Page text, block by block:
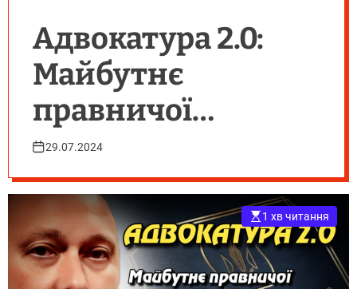
Адвокатура 2.0:
Майбутнє
правничої
системи України
29.07.2024
1 хв читання